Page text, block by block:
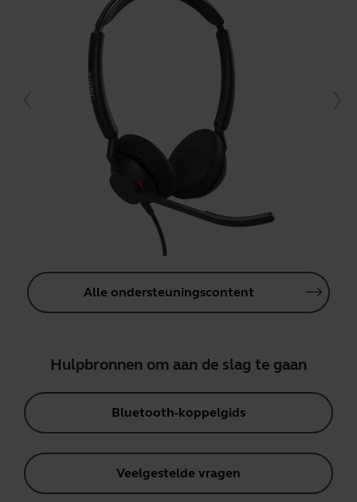
Alle ondersteuningscontent
Hulpbronnen om aan de slag te gaan
Bluetooth-koppelgids
Veelgestelde vragen